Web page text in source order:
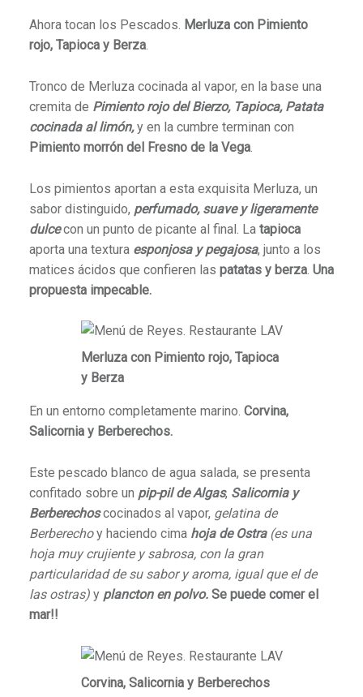
Ahora tocan los Pescados. Merluza con Pimiento
rojo, Tapioca y Berza.
Tronco de Merluza cocinada al vapor, en la base una
cremita de Pimiento rojo del Bierzo, Tapioca, Patata
cocinada al limón,y en la cumbre terminan con
Pimiento morrón del Fresno de la Vega.
Los pimientos aportan a esta exquisita Merluza, un
sabor distinguido, perfumado, suave y ligeramente
dulcecon un punto de picante al final. La tapioca
aporta una textura esponjosa y pegajosa, junto a los
matices ácidos que confieren las patatas y berza. Una
propuesta impecable.
Merluza con Pimiento rojo, Tapioca
y Berza
En un entorno completamente marino. Corvina,
Salicornia y Berberechos.
Este pescado blanco de agua salada, se presenta
confitado sobre un pip-pil de Algas, Salicornia y
Berberechoscocinados al vapor, gelatina de
Berberechoy haciendo cima hoja de Ostra (es una
hoja muy crujiente y sabrosa, con la gran
particularidad de su sabor y aroma, igual que el de
las ostras)y plancton en polvo.Se puede comer el
mar!!
Corvina, Salicornia y Berberechos